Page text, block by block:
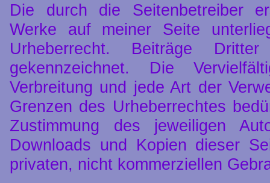
Die durch die Seitenbetreiber
Werke auf meiner Seite
Urheberrecht. Beiträge
gekennzeichnet. Die
Verbreitung und jede Art der
Grenzen des Urheberrechtes
Zustimmung des jeweiligen
Downloads und Kopien dieser
privaten, nicht kommerziellen